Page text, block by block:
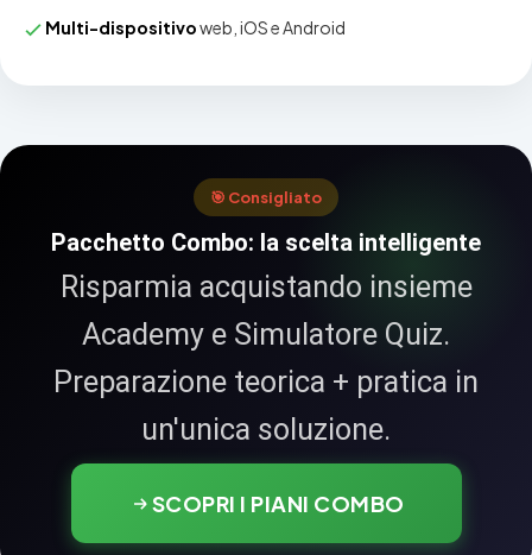
Multi-dispositivoweb, iOS e Android
🎯 Consigliato
Pacchetto Combo: la scelta intelligente
Risparmia acquistando insieme
Academy e Simulatore Quiz.
Preparazione teorica + pratica in
un'unica soluzione.
SCOPRI I PIANI COMBO